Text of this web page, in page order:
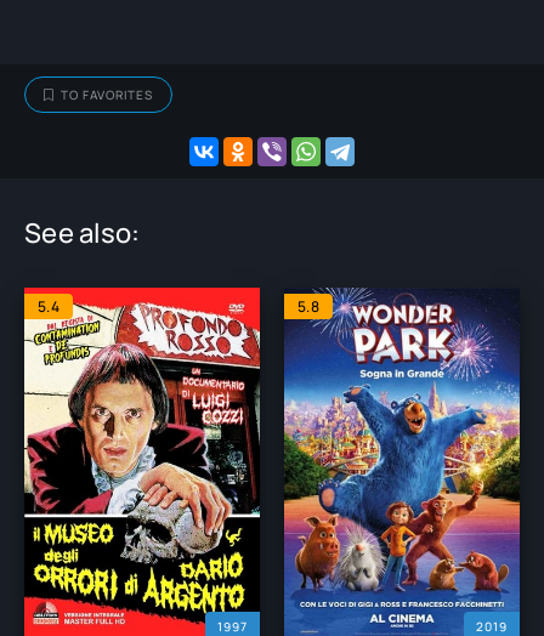
TO FAVORITES
See also:
1997
5.4
2019
5.8